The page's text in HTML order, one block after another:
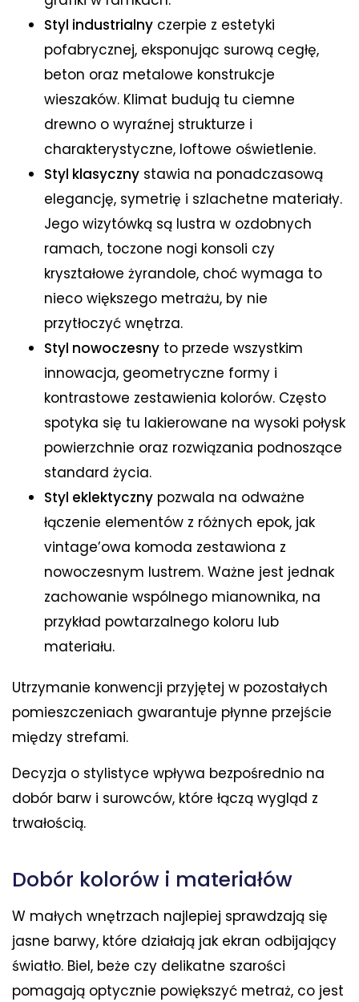
Styl industrialny czerpie z estetyki
pofabrycznej, eksponując surową cegłę,
beton oraz metalowe konstrukcje
wieszaków. Klimat budują tu ciemne
drewno o wyraźnej strukturze i
charakterystyczne, loftowe oświetlenie.
Styl klasyczny stawia na ponadczasową
elegancję, symetrię i szlachetne materiały.
Jego wizytówką są lustra w ozdobnych
ramach, toczone nogi konsoli czy
kryształowe żyrandole, choć wymaga to
nieco większego metrażu, by nie
przytłoczyć wnętrza.
Styl nowoczesny to przede wszystkim
innowacja, geometryczne formy i
kontrastowe zestawienia kolorów. Często
spotyka się tu lakierowane na wysoki połysk
powierzchnie oraz rozwiązania podnoszące
standard życia.
Styl eklektyczny pozwala na odważne
łączenie elementów z różnych epok, jak
vintage’owa komoda zestawiona z
nowoczesnym lustrem. Ważne jest jednak
zachowanie wspólnego mianownika, na
przykład powtarzalnego koloru lub
materiału.
Utrzymanie konwencji przyjętej w pozostałych
pomieszczeniach gwarantuje płynne przejście
między strefami.
Decyzja o stylistyce wpływa bezpośrednio na
dobór barw i surowców, które łączą wygląd z
trwałością.
Dobór kolorów i materiałów
W małych wnętrzach najlepiej sprawdzają się
jasne barwy, które działają jak ekran odbijający
światło. Biel, beże czy delikatne szarości
pomagają optycznie powiększyć metraż, co jest